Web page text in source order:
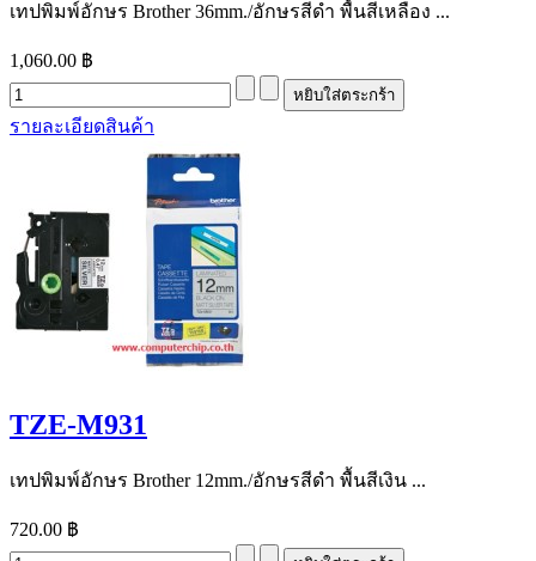
เทปพิมพ์อักษร Brother 36mm./อักษรสีดำ พื้นสีเหลือง ...
1,060.00 ฿
รายละเอียดสินค้า
TZE-M931
เทปพิมพ์อักษร Brother 12mm./อักษรสีดำ พื้นสีเงิน ...
720.00 ฿